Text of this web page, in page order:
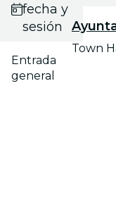
fecha y
sesión
Entrada
general
Town